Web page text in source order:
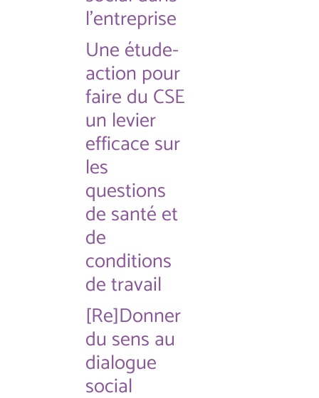
l'entreprise
Une étude-
action pour
faire du CSE
un levier
efficace sur
les
questions
de santé et
de
conditions
de travail
[Re]Donner
du sens au
dialogue
social